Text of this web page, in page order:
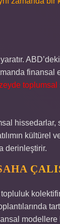
ABD’deki
hissedarlar,
kültürel
derinleştirir.
modellere